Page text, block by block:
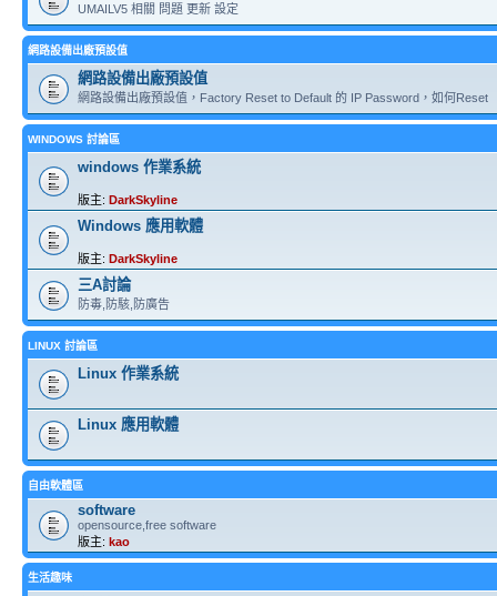
UMAILV5 相關 問題 更新 設定
網路設備出廠預設值
網路設備出廠預設值
網路設備出廠預設值，Factory Reset to Default 的 IP Password，如何Reset
WINDOWS 討論區
windows 作業系統
版主: DarkSkyline
Windows 應用軟體
版主: DarkSkyline
三A討論
防毒,防駭,防廣告
LINUX 討論區
Linux 作業系統
Linux 應用軟體
自由軟體區
software
opensource,free software
版主: kao
生活趣味